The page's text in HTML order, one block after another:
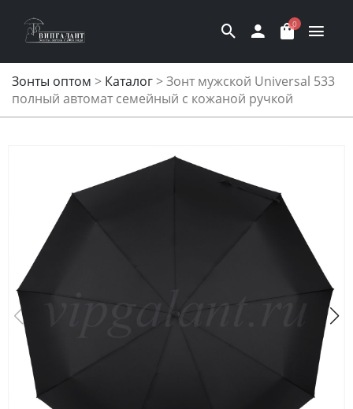
0
Зонты оптом > Каталог>Зонт мужской Universal 533
полный автомат семейный с кожаной ручкой